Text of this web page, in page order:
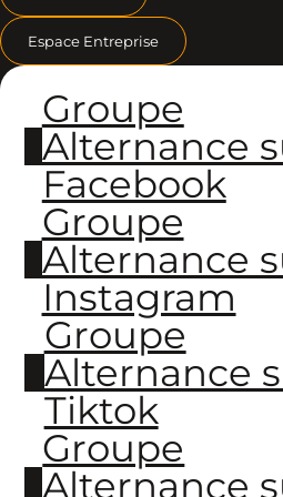
Espace Entreprise
Groupe
Alternance
Facebook
Groupe
Alternance
Instagram
Groupe
Alternance
Tiktok
Groupe
Alternance